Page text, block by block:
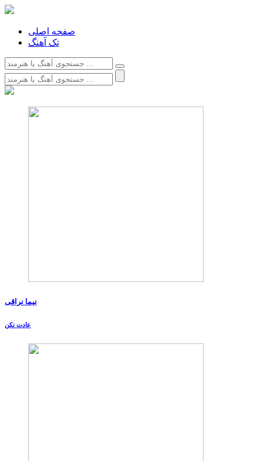
صفحه اصلی
تک آهنگ
نیما نراقی
عادت نکن